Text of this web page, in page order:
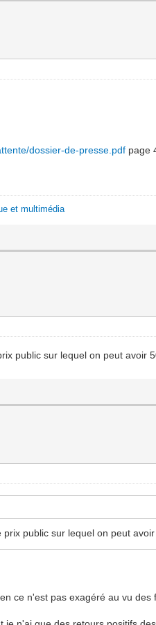
dossier-de-presse.pdf page
et multimédia
public sur lequel on peut avoir
prix public sur lequel on peut
ce n'est pas exagéré au vu